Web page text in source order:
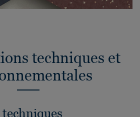
techniques et